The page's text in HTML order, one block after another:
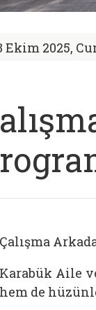
Ekim 2025,
Çalışma
Karabük Aile
hem de